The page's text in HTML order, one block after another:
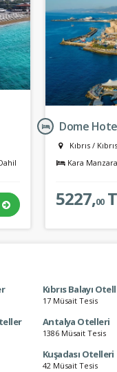
Dome
Kıbrıs / Kıbrıs
Kara
5227,00
Kıbrıs Balayı
17 Müsait Tesis
Antalya Otelleri
1386 Müsait Tesis
Kuşadası Otelleri
42 Müsait Tesis